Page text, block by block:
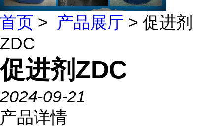
首页 > 产品展厅 > 促进剂
ZDC
促进剂ZDC
2024-09-21
产品详情